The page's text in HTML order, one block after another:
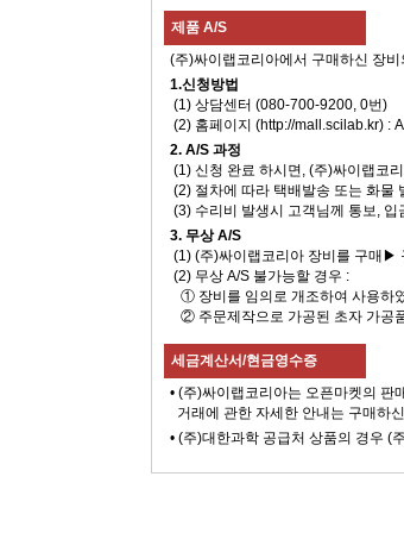
제품 A/S
(주)싸이랩코리아에서 구매하신 장
1.신청방법
(1) 상담센터 (080-700-9200, 0번)
(2) 홈페이지 (http://mall.scilab.kr) :
2. A/S 과정
(1) 신청 완료 하시면, (주)싸이랩코
(2) 절차에 따라 택배발송 또는 화물
(3) 수리비 발생시 고객님께 통보, 입
3. 무상 A/S
(1) (주)싸이랩코리아 장비를 구매▶
(2) 무상 A/S 불가능할 경우 :
① 장비를 임의로 개조하여 사용하
② 주문제작으로 가공된 초자 가공
세금계산서/현금영수증
• (주)싸이랩코리아는 오픈마켓의
거래에 관한 자세한 안내는 구매하
• (주)대한과학 공급처 상품의 경우 (